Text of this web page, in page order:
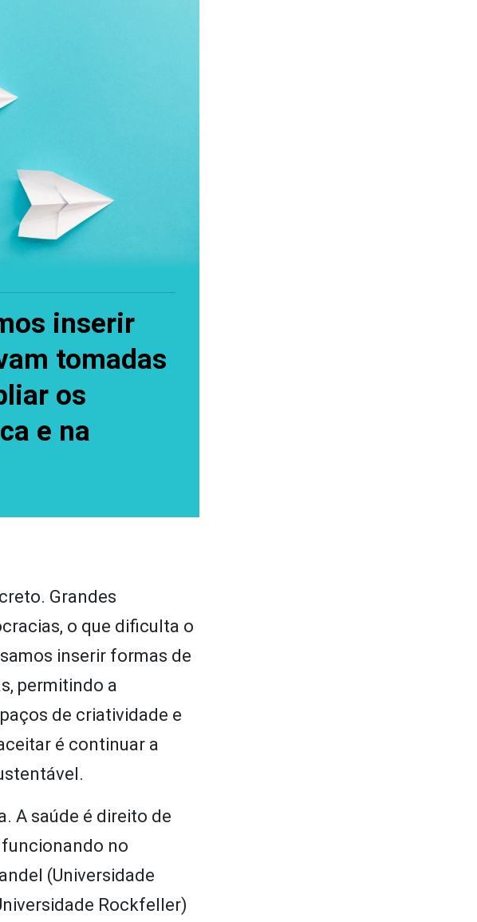
inserir
tomadas
os
e na
Grandes
o que dificulta o
inserir formas de
permitindo a
de criatividade e
é continuar a
A saúde é direito de
no
(Universidade
Rockfeller)